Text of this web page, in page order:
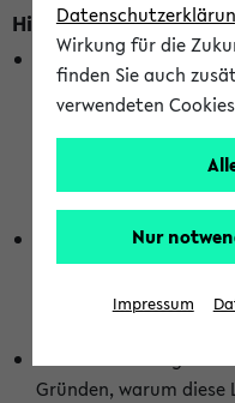
Hinweise zur Liste der
In dieser Liste
berücksichtigt, die
Stunden stattfinden.
wurden. Die Anzeige
abhängig vom im
Die hier gezeigte Liste
vollständig sein, wenn
die Änderungen
Gründen, warum diese
Wirkung für die
finden Sie auch
verwendeten
Nur
Impressum